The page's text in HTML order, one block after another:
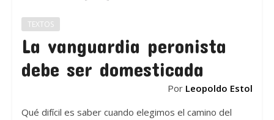
TEXTOS
La vanguardia peronista
debe ser domesticada
Por Leopoldo Estol
Qué difícil es saber cuando elegimos el camino del